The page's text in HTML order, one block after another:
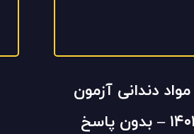
دندانی آزمون
دستیاری ۱۴۰۲ و ۱۴۰۱ – بدون پاسخ